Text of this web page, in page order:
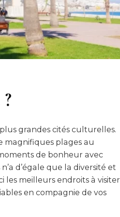
grandes cités culturelles.
magnifiques plages au
de bonheur avec
d’égale que la diversité et
les meilleurs endroits à visiter
en compagnie de vos